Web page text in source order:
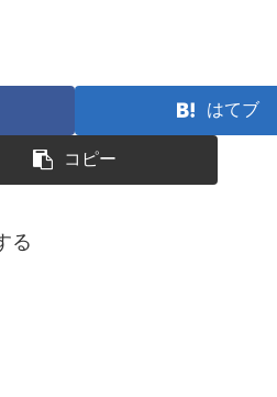
はてブ
コピー
る